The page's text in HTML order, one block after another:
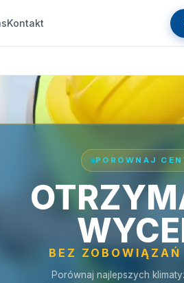
Kontakt
PORÓWNAJ
BEZ
Porównaj najlepszych